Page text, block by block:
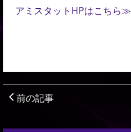
アミスタットHPはこちら≫
前の記事